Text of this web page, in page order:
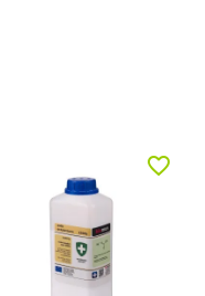
favorite_border